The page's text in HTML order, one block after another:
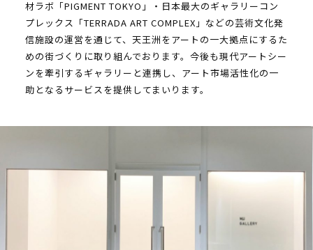
材ラボ「PIGMENT TOKYO」・日本最大のギャラリーコン
プレックス「TERRADA ART COMPLEX」などの芸術文化発
信施設の運営を通じて、天王洲をアートの一大拠点にするた
めの街づくりに取り組んでおります。今後も現代アートシー
ンを牽引するギャラリーと連携し、アート市場活性化の一
助となるサービスを提供してまいります。